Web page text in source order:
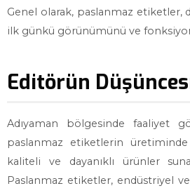
Genel olarak, paslanmaz etiketler,
ilk günkü görünümünü ve
Editörün
Adıyaman bölgesinde faaliyet
paslanmaz etiketlerin üretiminde
kaliteli ve dayanıklı ürünler
Paslanmaz etiketler, endüstriyel